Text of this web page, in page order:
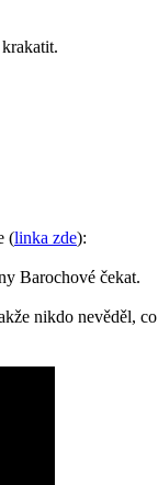
krakatit.
(linka zde):
Barochové čekat.
nikdo